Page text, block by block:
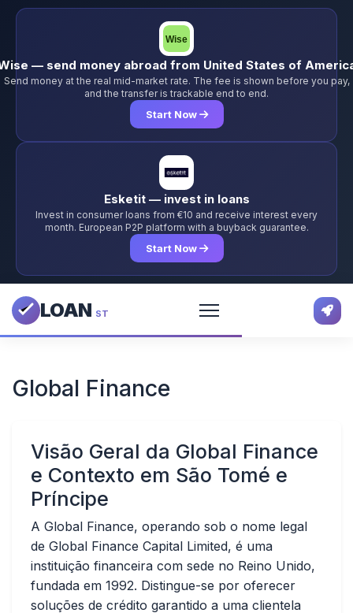
— send money abroad from United States of
Send money at the real mid-market rate. The fee is shown before you pay,
and the transfer is trackable end to end.
Start Now
Esketit — invest in loans
Invest in consumer loans from €10 and receive interest every
month. European P2P platform with a buyback guarantee.
Start Now
LOAN ST
Global Finance
Visão Geral da Global Finance
e Contexto em São Tomé e
Príncipe
A Global Finance, operando sob o nome legal
de Global Finance Capital Limited, é uma
instituição financeira com sede no Reino Unido,
fundada em 1992. Distingue-se por oferecer
soluções de crédito garantido a uma clientela